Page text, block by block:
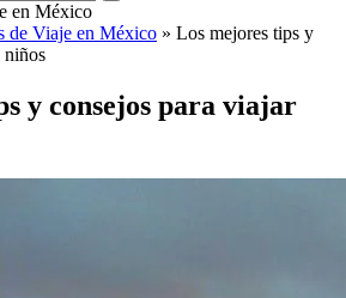
en México
de Viaje en México » Los mejores tips y
niños
y consejos para viajar